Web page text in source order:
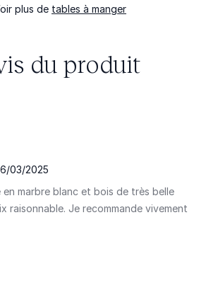
plus de tables à manger
du produit
03/2025
marbre blanc et bois de très belle
raisonnable. Je recommande vivement